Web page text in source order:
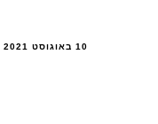
10 באוגוסט 2021